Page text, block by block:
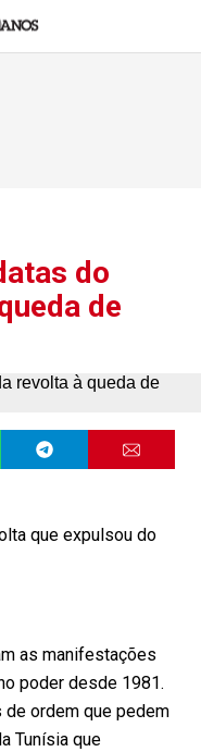
do
de
que expulsou do
as manifestações
poder desde 1981.
de ordem que pedem
Tunísia que